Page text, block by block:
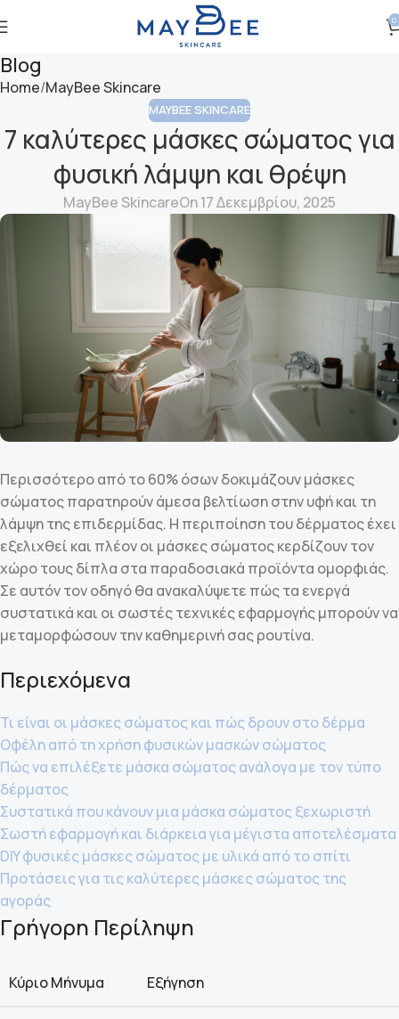
0
Blog
Home MayBee Skincare
MAYBEE SKINCARE
7 καλύτερες μάσκες σώματος για
φυσική λάμψη και θρέψη
MayBee SkincareOn 17 Δεκεμβρίου, 2025
Περισσότερο από το 60% όσων δοκιμάζουν μάσκες
σώματος παρατηρούν άμεσα βελτίωση στην υφή και τη
λάμψη της επιδερμίδας. Η περιποίηση του δέρματος έχει
εξελιχθεί και πλέον οι μάσκες σώματος κερδίζουν τον
χώρο τους δίπλα στα παραδοσιακά προϊόντα ομορφιάς.
Σε αυτόν τον οδηγό θα ανακαλύψετε πώς τα ενεργά
συστατικά και οι σωστές τεχνικές εφαρμογής μπορούν να
μεταμορφώσουν την καθημερινή σας ρουτίνα.
Περιεχόμενα
Τι είναι οι μάσκες σώματος και πώς δρουν στο δέρμα
Οφέλη από τη χρήση φυσικών μασκών σώματος
Πώς να επιλέξετε μάσκα σώματος ανάλογα με τον τύπο
δέρματος
Συστατικά που κάνουν μια μάσκα σώματος ξεχωριστή
Σωστή εφαρμογή και διάρκεια για μέγιστα αποτελέσματα
DIY φυσικές μάσκες σώματος με υλικά από το σπίτι
Προτάσεις για τις καλύτερες μάσκες σώματος της
αγοράς
Γρήγορη Περίληψη
Κύριο Μήνυμα Εξήγηση